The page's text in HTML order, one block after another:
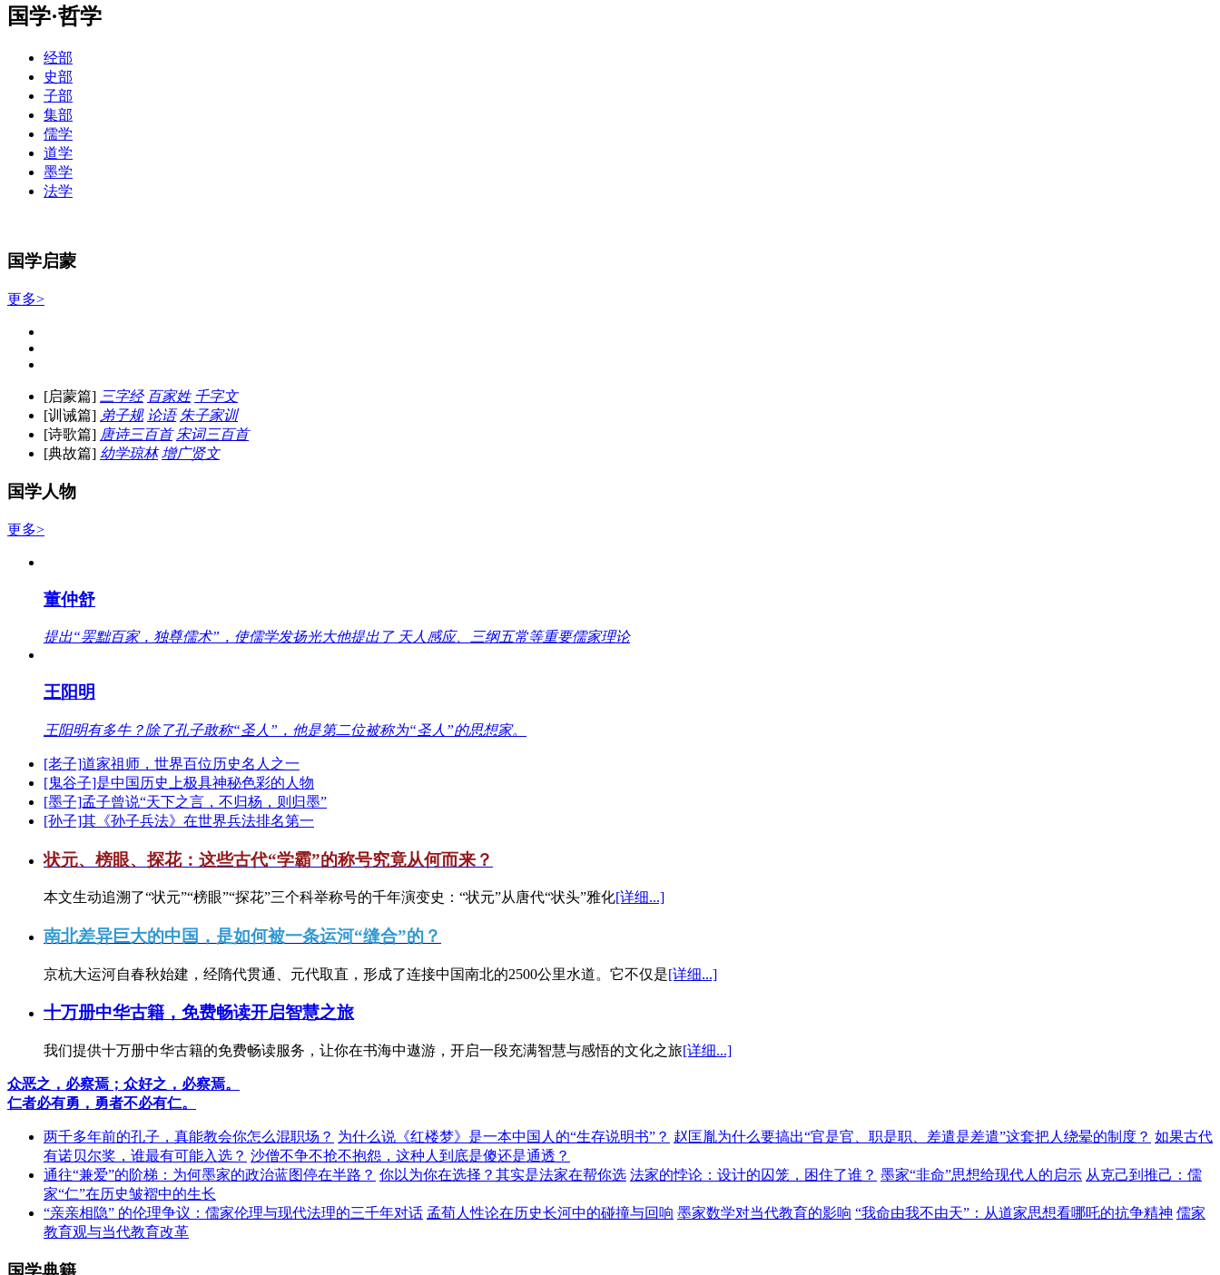
国学·哲学
经部
史部
子部
集部
儒学
道学
墨学
法学
国学启蒙
更多>
[启蒙篇] 三字经 百家姓 千字文
[训诫篇] 弟子规 论语 朱子家训
[诗歌篇] 唐诗三百首 宋词三百首
[典故篇] 幼学琼林 增广贤文
国学人物
更多>
董仲舒
提出“罢黜百家，独尊儒术”，使儒学发扬光大他提出了 天人感应、三纲五常等重要儒家理论
王阳明
王阳明有多牛？除了孔子敢称“圣人”，他是第二位被称为“圣人”的思想家。
[老子]道家祖师，世界百位历史名人之一
[鬼谷子]是中国历史上极具神秘色彩的人物
[墨子]孟子曾说“天下之言，不归杨，则归墨”
[孙子]其《孙子兵法》在世界兵法排名第一
状元、榜眼、探花：这些古代“学霸”的称号究竟从何而来？
本文生动追溯了“状元”“榜眼”“探花”三个科举称号的千年演变史：“状元”从唐代“状头”雅化[详细...]
南北差异巨大的中国，是如何被一条运河“缝合”的？
京杭大运河自春秋始建，经隋代贯通、元代取直，形成了连接中国南北的2500公里水道。它不仅是[详细...]
十万册中华古籍，免费畅读开启智慧之旅
我们提供十万册中华古籍的免费畅读服务，让你在书海中遨游，开启一段充满智慧与感悟的文化之旅[详细...]
众恶之，必察焉；众好之，必察焉。
仁者必有勇，勇者不必有仁。
两千多年前的孔子，真能教会你怎么混职场？ 为什么说《红楼梦》是一本中国人的“生存说明书”？ 赵匡胤为什么要搞出“官是官、职是职、差遣是差遣”这套把人绕晕的制度？ 如果古代
有诺贝尔奖，谁最有可能入选？ 沙僧不争不抢不抱怨，这种人到底是傻还是通透？
通往“兼爱”的阶梯：为何墨家的政治蓝图停在半路？ 你以为你在选择？其实是法家在帮你选 法家的悖论：设计的囚笼，困住了谁？ 墨家“非命”思想给现代人的启示 从克己到推己：儒
家“仁”在历史皱褶中的生长
“亲亲相隐” 的伦理争议：儒家伦理与现代法理的三千年对话 孟荀人性论在历史长河中的碰撞与回响 墨家数学对当代教育的影响 “我命由我不由天”：从道家思想看哪吒的抗争精神 儒家
教育观与当代教育改革
国学典籍